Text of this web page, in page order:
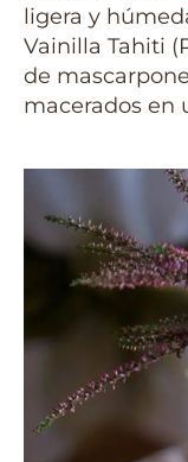
ligera y
Vainilla Tahiti
de
macerados en